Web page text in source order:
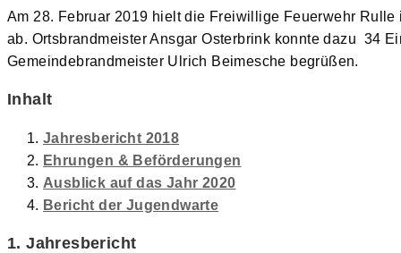
Am 28. Februar 2019 hielt die Freiwillige Feuerwehr
ab. Ortsbrandmeister Ansgar Osterbrink konnte dazu 34
Gemeindebrandmeister Ulrich Beimesche begrüßen.
Inhalt
Jahresbericht 2018
Ehrungen & Beförderungen
Ausblick auf das Jahr 2020
Bericht der Jugendwarte
1. Jahresbericht